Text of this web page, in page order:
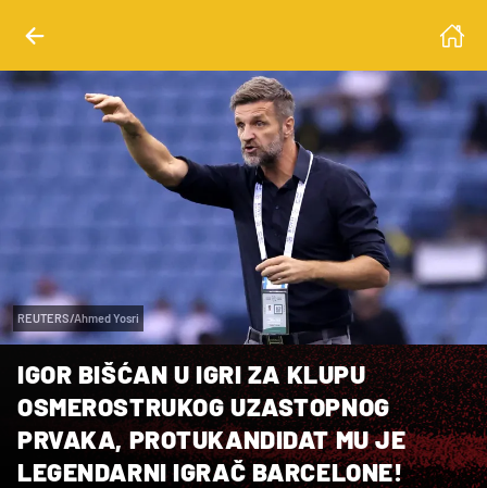
REUTERS/Ahmed Yosri
IGOR BIŠĆAN U IGRI ZA KLUPU
OSMEROSTRUKOG UZASTOPNOG
PRVAKA, PROTUKANDIDAT MU JE
LEGENDARNI IGRAČ BARCELONE!